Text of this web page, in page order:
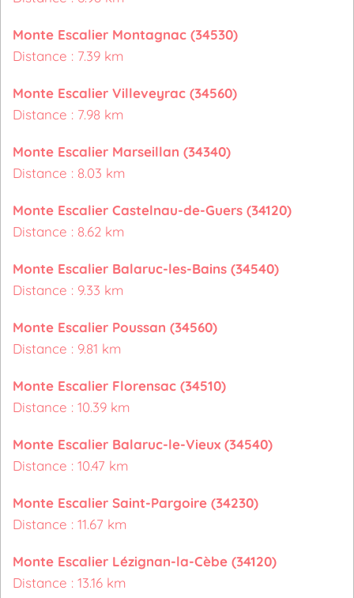
Monte Escalier Montagnac (34530)
Distance : 7.39 km
Monte Escalier Villeveyrac (34560)
Distance : 7.98 km
Monte Escalier Marseillan (34340)
Distance : 8.03 km
Monte Escalier Castelnau-de-Guers (34120)
Distance : 8.62 km
Monte Escalier Balaruc-les-Bains (34540)
Distance : 9.33 km
Monte Escalier Poussan (34560)
Distance : 9.81 km
Monte Escalier Florensac (34510)
Distance : 10.39 km
Monte Escalier Balaruc-le-Vieux (34540)
Distance : 10.47 km
Monte Escalier Saint-Pargoire (34230)
Distance : 11.67 km
Monte Escalier Lézignan-la-Cèbe (34120)
Distance : 13.16 km